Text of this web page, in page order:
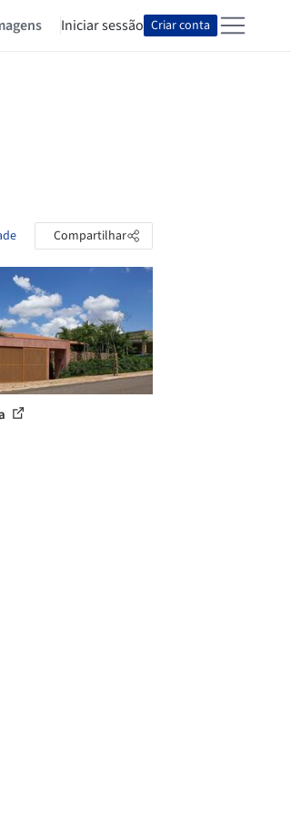
Iniciar sessão Criar conta
Compartilhar